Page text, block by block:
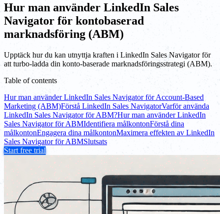
Hur man använder LinkedIn Sales
Navigator för kontobaserad
marknadsföring (ABM)
Upptäck hur du kan utnyttja kraften i LinkedIn Sales Navigator för
att turbo-ladda din konto-baserade marknadsföringsstrategi (ABM).
Table of contents
Hur man använder LinkedIn Sales Navigator för Account-Based
Marketing (ABM)Förstå LinkedIn Sales NavigatorVarför använda
LinkedIn Sales Navigator för ABM?Hur man använder LinkedIn
Sales Navigator för ABMIdentifiera målkontonFörstå dina
målkontonEngagera dina målkontonMaximera effekten av LinkedIn
Sales Navigator för ABMSlutsats
Start free trial